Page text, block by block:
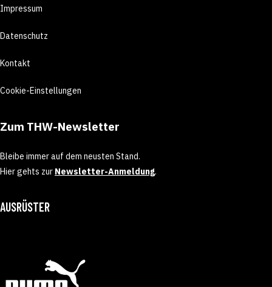
Impressum
Datenschutz
Kontakt
Cookie-Einstellungen
Zum THW-Newsletter
Bleibe immer auf dem neusten Stand.
Hier gehts zur Newsletter-Anmeldung.
AUSRÜSTER